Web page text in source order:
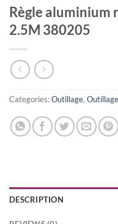
Règle aluminium
2.5M 380205
Categories:Outillage,
DESCRIPTION